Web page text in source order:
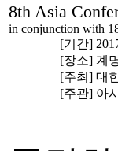
8th Asia
in conjunction with
[기간]
[장소] 계
[주최] 대
[주관] 아